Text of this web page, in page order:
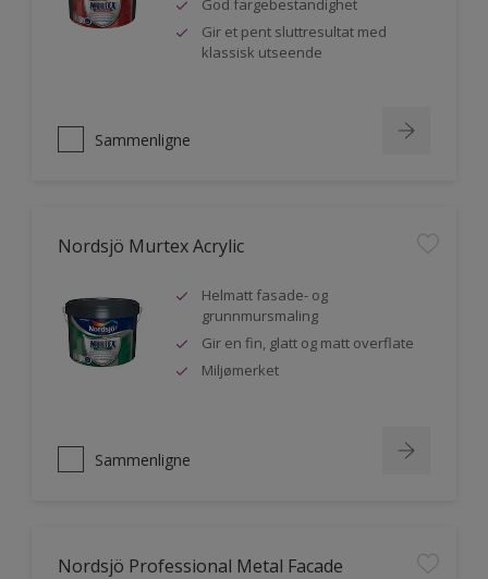
God fargebestandighet
Gir et pent sluttresultat med
klassisk utseende
Sammenligne
Nordsjö Murtex Acrylic
Helmatt fasade- og
grunnmursmaling
Gir en fin, glatt og matt overflate
Miljømerket
Sammenligne
Nordsjö Professional Metal Facade